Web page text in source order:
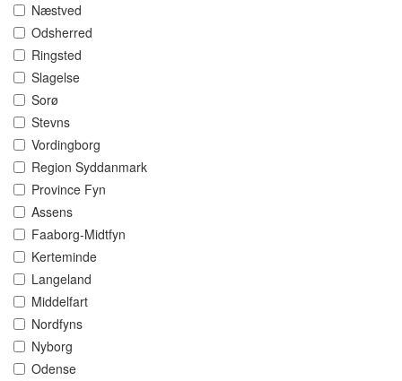
Næstved
Odsherred
Ringsted
Slagelse
Sorø
Stevns
Vordingborg
Region Syddanmark
Province Fyn
Assens
Faaborg-Midtfyn
Kerteminde
Langeland
Middelfart
Nordfyns
Nyborg
Odense